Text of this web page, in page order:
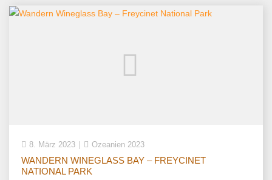
8. März 2023 Ozeanien 2023
WANDERN WINEGLASS BAY – FREYCINET
NATIONAL PARK